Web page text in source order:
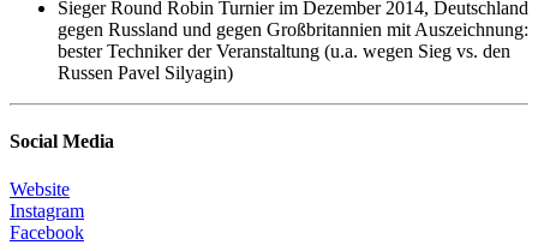
Sieger Round Robin Turnier im Dezember 2014, Deutschland
gegen Russland und gegen Großbritannien mit Auszeichnung:
bester Techniker der Veranstaltung (u.a. wegen Sieg vs. den
Russen Pavel Silyagin)
Social Media
Website
Instagram
Facebook